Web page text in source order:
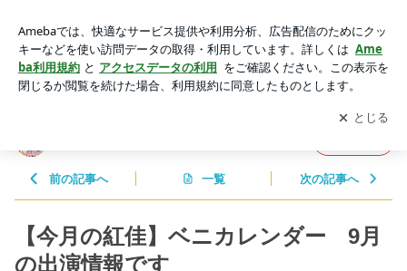
佳 どうぞよしなに
アプリをダウンロードして ブログの更新通知
を受け取りまし
ょう。
開く
前の記事へ 一覧 次の記事へ
【今月の紅佳】ベニカレンダー 9月
の出演情報です